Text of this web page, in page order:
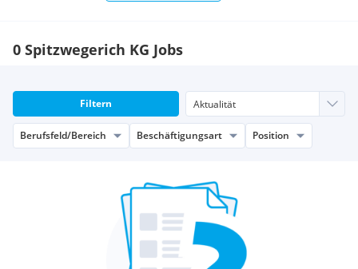
0 Spitzwegerich KG Jobs
Filtern
Berufsfeld/Bereich Beschäftigungsart Position